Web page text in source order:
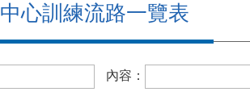
心訓練流路一覽表
內容：